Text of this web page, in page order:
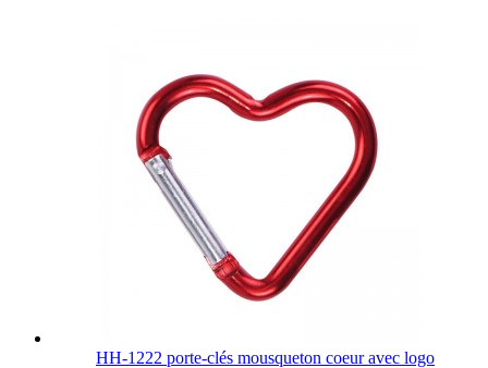
HH-1222 porte-clés mousqueton coeur avec logo